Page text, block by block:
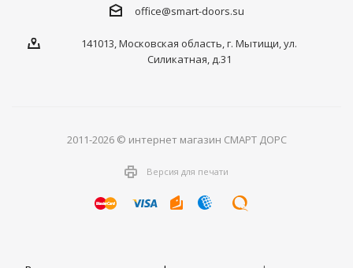
office@smart-doors.su
141013, Московская область, г. Мытищи, ул.
Силикатная, д.31
2011-2026 © интернет магазин СМАРТ ДОРС
Версия для печати